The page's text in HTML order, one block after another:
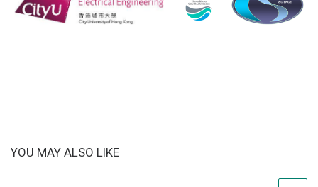
YOU MAY ALSO LIKE